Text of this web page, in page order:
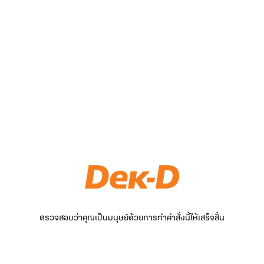
ตรวจสอบว่าคุณเป็นมนุษย์ด้วยการทำคำสั่งนี้ให้เสร็จสิ้น